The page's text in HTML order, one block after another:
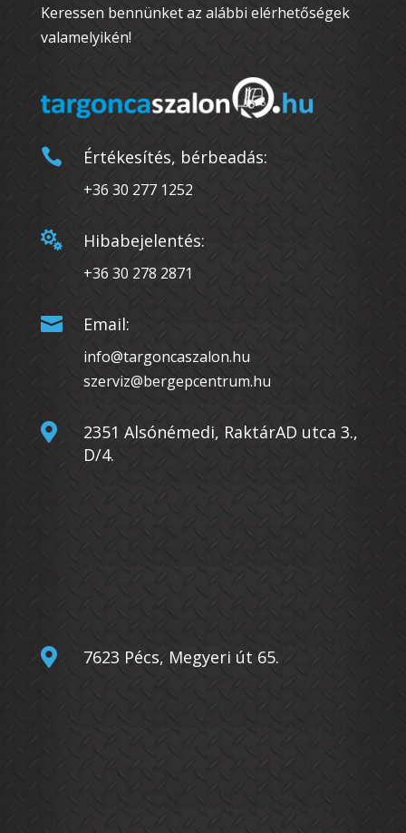
Keressen bennünket az alábbi elérhetőségek
valamelyikén!
 Értékesítés, bérbeadás:
+36 30 277 1252
 Hibabejelentés:
+36 30 278 2871
 Email:
info@targoncaszalon.hu
szerviz@bergepcentrum.hu

2351 Alsónémedi, RaktárAD utca 3.,
D/4.
 7623 Pécs, Megyeri út 65.